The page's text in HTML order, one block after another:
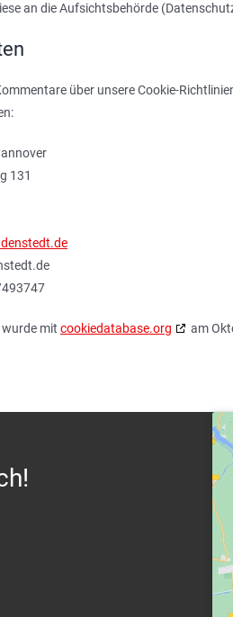
an die Aufsichtsbehörde
über unsere Cookie-
131
wurde mitcookiedatabase.org am